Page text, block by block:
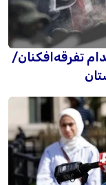
تفرقه‌افکنان/